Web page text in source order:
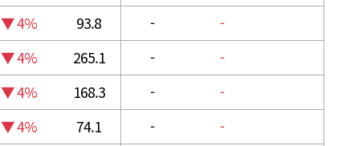
▼ 4% 93.8 -
-
▼ 4% 265.1 -
-
▼ 4% 168.3 -
-
▼ 4% 74.1 -
-